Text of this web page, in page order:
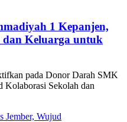
1 Kepanjen,
Keluarga untuk
pada Donor Darah SMK
Kolaborasi Sekolah dan